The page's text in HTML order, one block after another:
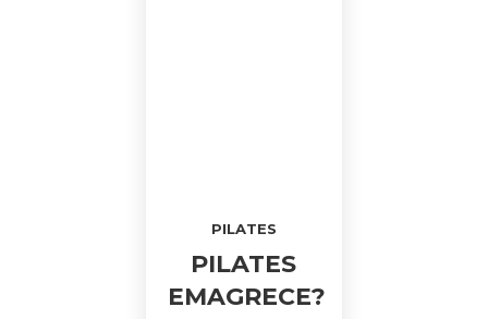
PILATES
PILATES
EMAGRECE?